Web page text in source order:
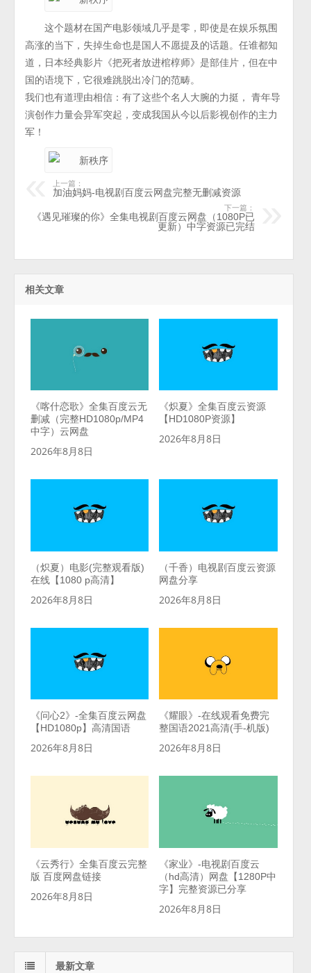
这个题材在国产电影领域几乎是零，即使是在娱乐氛围
高涨的当下，失掉生命也是国人不愿提及的话题。任谁都知
道，日本经典影片《把死者放进棺椁师》是部佳片，但在中
国的语境下，它很难跳脱出冷门的范畴。
我们也有道理由相信：有了这些个名人大腕的力挺， 青年导
演创作力量会异军突起，变成我国从今以后影视创作的主力
军！
上一篇：
加油妈妈-电视剧百度云网盘完整无删减资源
下一篇：
《遇见璀璨的你》全集电视剧百度云网盘（1080P已
更新）中字资源已完结
相关文章
《喀什恋歌》全集百度云无
删减（完整HD1080p/MP4
中字）云网盘
2026年8月8日
《炽夏》全集百度云资源
【HD1080P资源】
2026年8月8日
（炽夏）电影(完整观看版)
在线【1080 p高清】
2026年8月8日
（千香）电视剧百度云资源
网盘分享
2026年8月8日
《问心2》-全集百度云网盘
【HD1080p】高清国语
2026年8月8日
《耀眼》-在线观看免费完
整国语2021高清(手-机版)
2026年8月8日
《云秀行》全集百度云完整
版 百度网盘链接
2026年8月8日
《家业》-电视剧百度云
（hd高清）网盘【1280P中
字】完整资源已分享
2026年8月8日
最新文章